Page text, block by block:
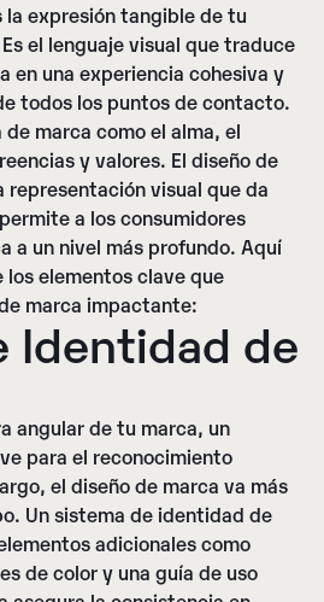
la expresión tangible de tu
el lenguaje visual que traduce
en una experiencia cohesiva y
todos los puntos de contacto.
marca como el alma, el
y valores. El diseño de
representación visual que da
a los consumidores
a un nivel más profundo. Aquí
elementos clave que
marca impactante:
Identidad de
angular de tu marca, un
para el reconocimiento
el diseño de marca va más
Un sistema de identidad de
adicionales como
de color y una guía de uso